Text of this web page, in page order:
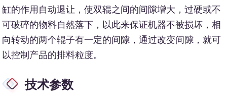
缸的作用自动退让，使双辊之间的间隙增大，过硬或不
可破碎的物料自然落下，以此来保证机器不被损坏，相
向转动的两个辊子有一定的间隙，通过改变间隙，就可
以控制产品的排料粒度。
技术参数